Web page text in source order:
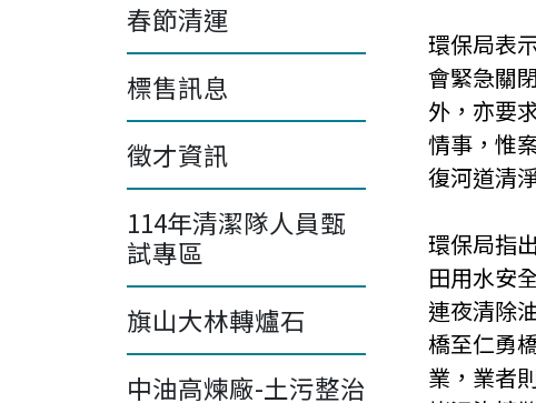
春節清運
標售訊息
徵才資訊
114年清潔隊人員甄
試專區
旗山大林轉爐石
中油高煉廠-土污整治
環保局表
會緊急關
外，亦要
情事，惟
復河道清
環保局指
田用水安
連夜清除
橋至仁勇
業，業者